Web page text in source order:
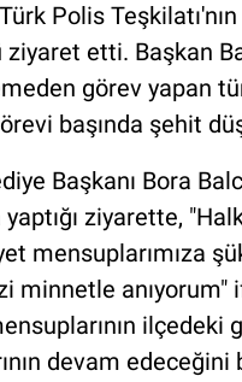
Polis
ziyaret etti. Başkan
görev yapan
başında şehit
Başkanı Bora
yaptığı ziyarette,
mensuplarımıza
minnetle anıyorum"
ilçedeki
devam